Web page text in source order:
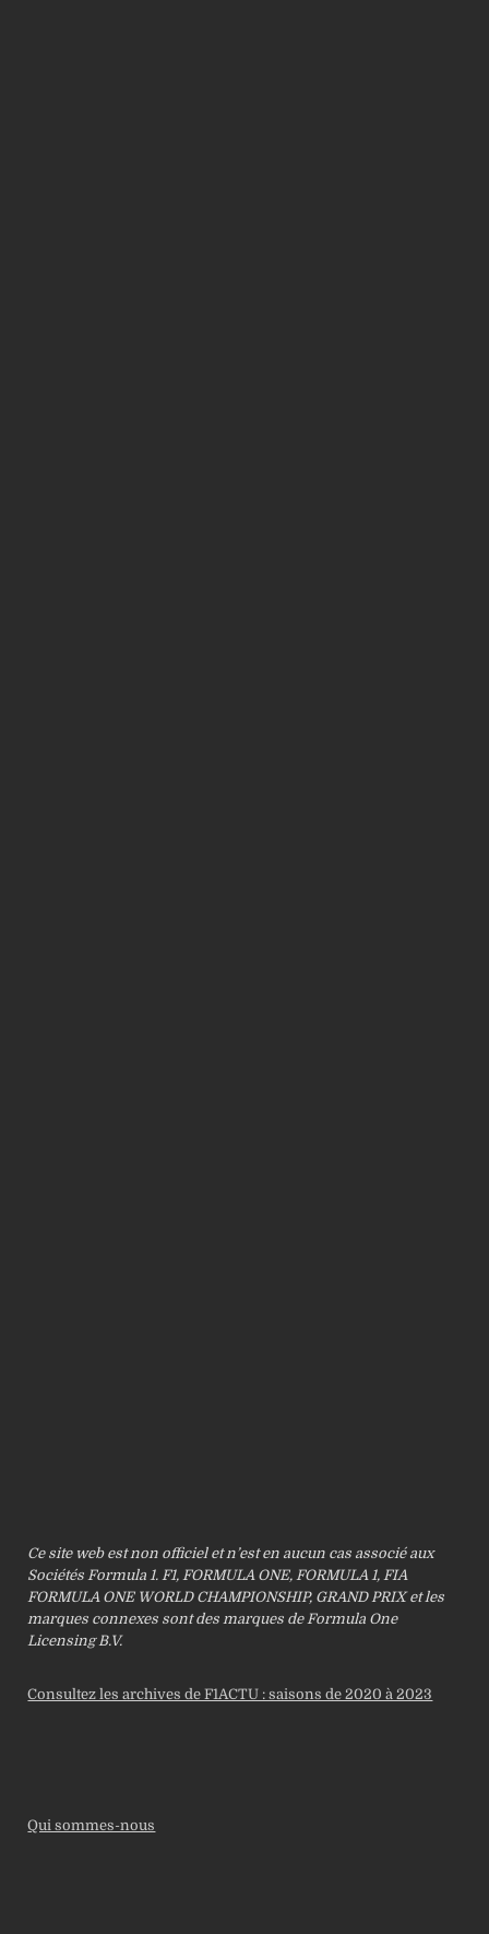
Ce site web est non officiel et n’est en aucun cas associé aux
Sociétés Formula 1. F1, FORMULA ONE, FORMULA 1, FIA
FORMULA ONE WORLD CHAMPIONSHIP, GRAND PRIX et les
marques connexes sont des marques de Formula One
Licensing B.V.
Consultez les archives de F1ACTU : saisons de 2020 à 2023
Qui sommes-nous